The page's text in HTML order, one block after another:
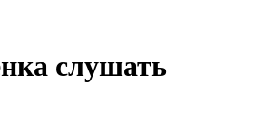
слушать